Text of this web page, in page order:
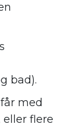
bad).
får med
eller flere